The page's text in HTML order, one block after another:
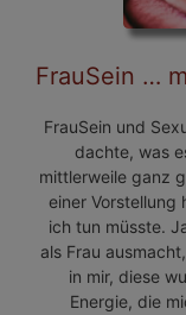
FrauSein …
FrauSein und
dachte, was
mittlerweile ganz
einer Vorstellung
ich tun müsste.
als Frau
in mir, diese
Energie, die